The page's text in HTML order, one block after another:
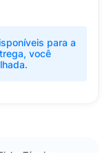
para a
você